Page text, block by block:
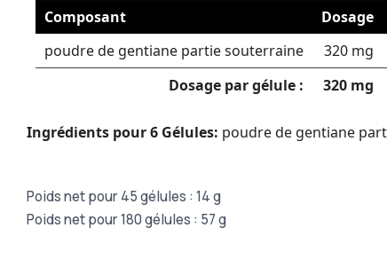
Composant Dosage
poudre de gentiane partie souterraine
320 mg
Dosage par gélule :
320 mg
Ingrédients pour 6 Gélules: poudre de gentiane
Poids net pour 45 gélules : 14 g
Poids net pour 180 gélules : 57 g